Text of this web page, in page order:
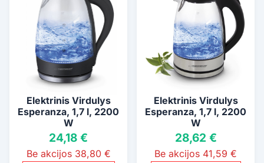
Elektrinis Virdulys
Esperanza, 1,7 l, 2200
W
24,18 €
Be akcijos 38,80 €
Elektrinis Virdulys
Esperanza, 1,7 l, 2200
W
28,62 €
Be akcijos 41,59 €